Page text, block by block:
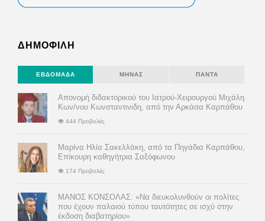
ΔΗΜΟΦΙΛΗ
ΕΒΔΟΜΆΔΑ ΜΉΝΑΣ ΠΆΝΤΑ
Απονομή διδακτορικού του Ιατρού-Χειρουργού Μιχάλη
Κων/νου Κωνσταντινιδη, από την Αρκάσα Καρπάθου
444 Προβολές
Μαρίνα Ηλία Σακελλάκη, από τα Πηγάδια Καρπάθου,
Επίκουρη καθηγήτρια Σαξόφωνου
174 Προβολές
ΜΑΝΟΣ ΚΟΝΣΟΛΑΣ: «Να διευκολυνθούν οι πολίτες
που έχουν παλαιού τύπου ταυτότητες σε ισχύ στην
έκδοση διαβατηρίου»